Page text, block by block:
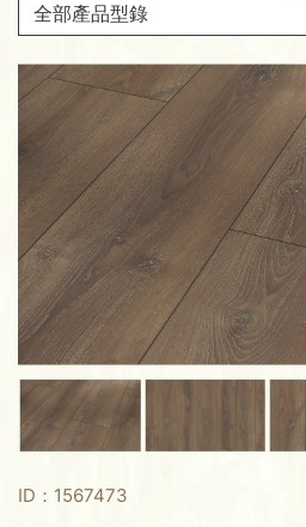
全部產品型錄
ID：1567473